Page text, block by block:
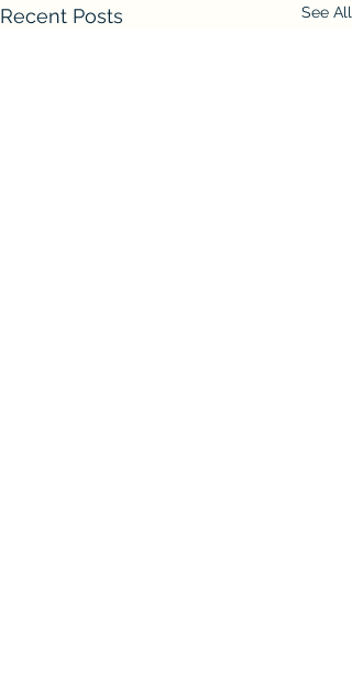
Recent Posts See All